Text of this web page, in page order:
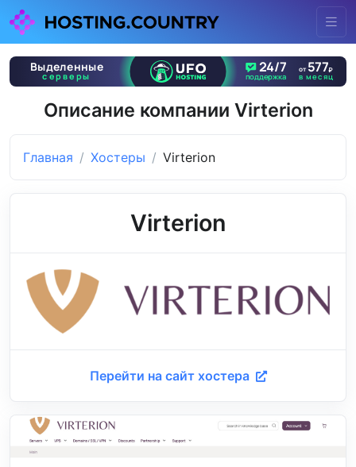
Описание компании Virterion
Главная Хостеры Virterion
Virterion
Перейти на сайт хостера